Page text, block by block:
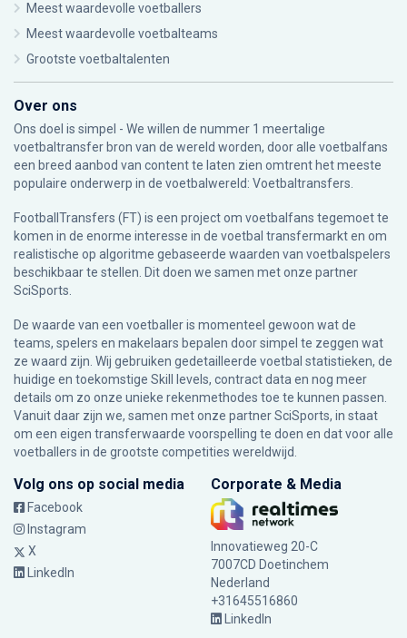
Meest waardevolle voetballers
Meest waardevolle voetbalteams
Grootste voetbaltalenten
Over ons
Ons doel is simpel - We willen de nummer 1 meertalige
voetbaltransfer bron van de wereld worden, door alle voetbalfans
een breed aanbod van content te laten zien omtrent het meeste
populaire onderwerp in de voetbalwereld: Voetbaltransfers.
FootballTransfers (FT) is een project om voetbalfans tegemoet te
komen in de enorme interesse in de voetbal transfermarkt en om
realistische op algoritme gebaseerde waarden van voetbalspelers
beschikbaar te stellen. Dit doen we samen met onze partner
SciSports
De waarde van een voetballer is momenteel gewoon wat de
teams, spelers en makelaars bepalen door simpel te zeggen wat
ze waard zijn. Wij gebruiken gedetailleerde voetbal statistieken, de
huidige en toekomstige Skill levels, contract data en nog meer
details om zo onze unieke rekenmethodes toe te kunnen passen.
Vanuit daar zijn we, samen met onze partner SciSports, in staat
om een eigen transferwaarde voorspelling te doen en dat voor alle
voetballers in de grootste competities wereldwijd.
Volg ons op social media
Facebook
Instagram
X
LinkedIn
Corporate & Media
Innovatieweg 20-C
7007CD Doetinchem
Nederland
+31645516860
LinkedIn